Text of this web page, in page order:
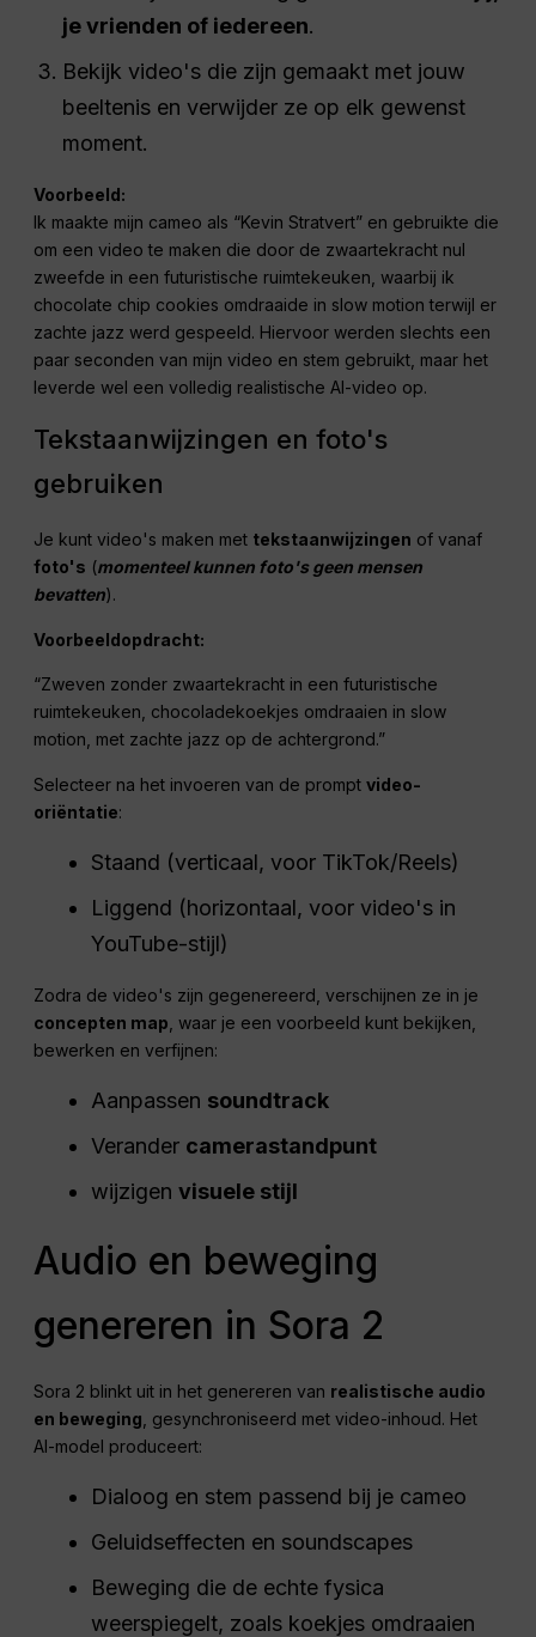
je vrienden of iedereen.
Bekijk video's die zijn gemaakt met jouw
beeltenis en verwijder ze op elk gewenst
moment.
Voorbeeld:
Ik maakte mijn cameo als “Kevin Stratvert” en gebruikte die
om een video te maken die door de zwaartekracht nul
zweefde in een futuristische ruimtekeuken, waarbij ik
chocolate chip cookies omdraaide in slow motion terwijl er
zachte jazz werd gespeeld. Hiervoor werden slechts een
paar seconden van mijn video en stem gebruikt, maar het
leverde wel een volledig realistische AI-video op.
Tekstaanwijzingen en foto's
gebruiken
Je kunt video's maken met tekstaanwijzingen of vanaf
foto's (momenteel kunnen foto's geen mensen
bevatten).
Voorbeeldopdracht:
“Zweven zonder zwaartekracht in een futuristische
ruimtekeuken, chocoladekoekjes omdraaien in slow
motion, met zachte jazz op de achtergrond.”
Selecteer na het invoeren van de promptvideo-
oriëntatie:
Staand (verticaal, voor TikTok/Reels)
Liggend (horizontaal, voor video's in
YouTube-stijl)
Zodra de video's zijn gegenereerd, verschijnen ze in je
concepten map , waar je een voorbeeld kunt bekijken,
bewerken en verfijnen:
Aanpassen soundtrack
Verander camerastandpunt
wijzigenvisuele stijl
Audio en beweging
genereren in Sora 2
Sora 2 blinkt uit in het genereren van realistische audio
en beweging , gesynchroniseerd met video-inhoud. Het
AI-model produceert:
Dialoog en stem passend bij je cameo
Geluidseffecten en soundscapes
Beweging die de echte fysica
weerspiegelt, zoals koekjes omdraaien